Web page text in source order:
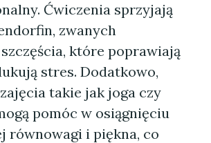
Ćwiczenia sprzyjają
zwanych
które poprawiają
stres. Dodatkowo,
takie jak joga czy
pomóc w osiągnięciu
równowagi i piękna, co